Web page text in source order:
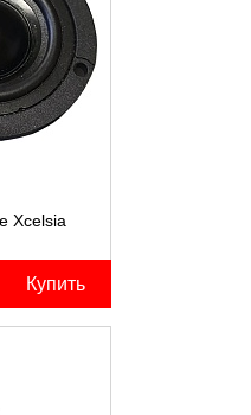
Xcelsia
Купить